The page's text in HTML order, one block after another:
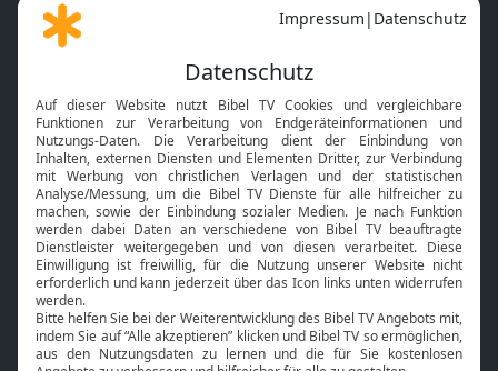
Gott und Bibel erklärt
Neuigkeiten
Mobile App
Smart TV
HbbTV
Bibelthek Online-Bibel
Nächster Gottesdienst
Bibel TV
Über uns
Jobs
Service
Kontakt
TV-Empfang